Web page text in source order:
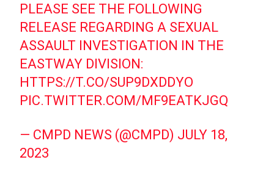
PLEASE SEE THE FOLLOWING
RELEASE REGARDING A SEXUAL
ASSAULT INVESTIGATION IN THE
EASTWAY DIVISION:
HTTPS://T.CO/SUP9DXDDYO
PIC.TWITTER.COM/MF9EATKJGQ
— CMPD NEWS (@CMPD) JULY 18,
2023